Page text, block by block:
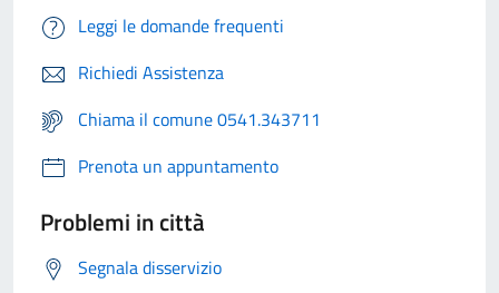
Leggi le domande frequenti
Richiedi Assistenza
Chiama il comune 0541.343711
Prenota un appuntamento
Problemi in città
Segnala disservizio